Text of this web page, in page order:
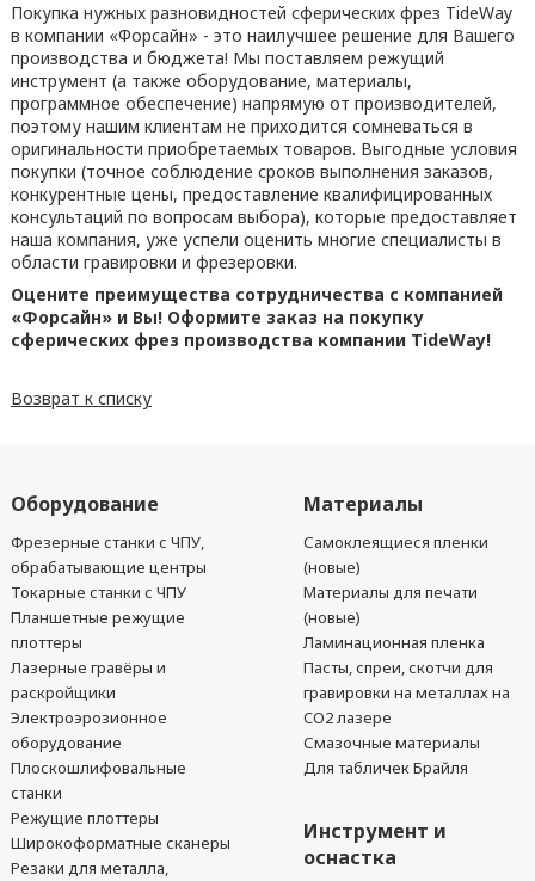
Покупка нужных разновидностей сферических фрез TideWay
в компании «Форсайн» - это наилучшее решение для Вашего
производства и бюджета! Мы поставляем режущий
инструмент (а также оборудование, материалы,
программное обеспечение) напрямую от производителей,
поэтому нашим клиентам не приходится сомневаться в
оригинальности приобретаемых товаров. Выгодные условия
покупки (точное соблюдение сроков выполнения заказов,
конкурентные цены, предоставление квалифицированных
консультаций по вопросам выбора), которые предоставляет
наша компания, уже успели оценить многие специалисты в
области гравировки и фрезеровки.
Оцените преимущества сотрудничества с компанией
«Форсайн» и Вы! Оформите заказ на покупку
сферических фрез производства компании TideWay!
Возврат к списку
Оборудование
Фрезерные станки с ЧПУ,
обрабатывающие центры
Токарные станки с ЧПУ
Планшетные режущие
плоттеры
Лазерные гравёры и
раскройщики
Электроэрозионное
оборудование
Плоскошлифовальные
станки
Режущие плоттеры
Широкоформатные сканеры
Резаки для металла,
Материалы
Самоклеящиеся пленки
(новые)
Материалы для печати
(новые)
Ламинационная пленка
Пасты, спреи, скотчи для
гравировки на металлах на
CO2 лазере
Смазочные материалы
Для табличек Брайля
Инструмент и
оснастка